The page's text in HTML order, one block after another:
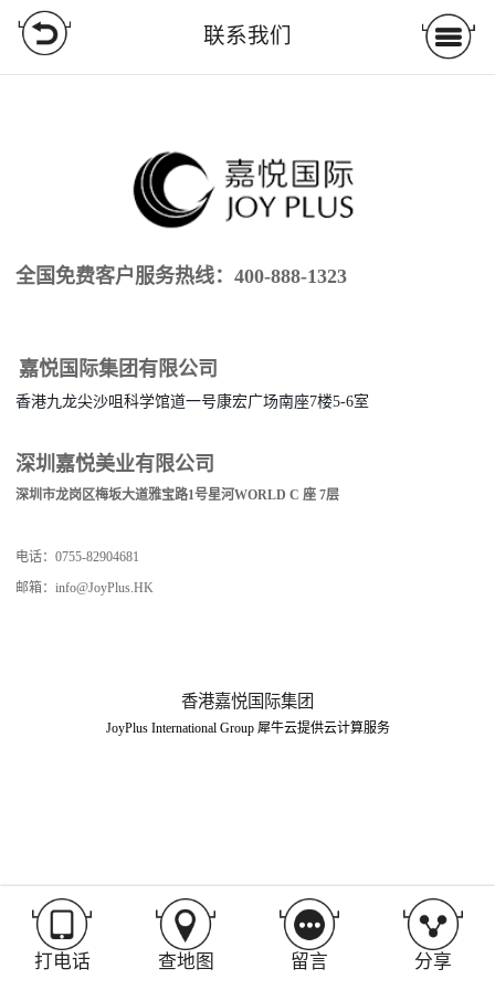
联系我们
全国免费客户服务热线：400-888-1323
嘉悦国际集团有限公司
香港九龙尖沙咀科学馆道一号康宏广场南座7楼5-6室
深圳嘉悦美业有限公司
深圳市龙岗区梅坂大道雅宝路1号星河WORLD C 座 7层
电话：0755-82904681
邮箱：info@JoyPlus.HK
香港嘉悦国际集团
JoyPlus International Group 犀牛云提供云计算服务
打电话 查地图 留言 分享